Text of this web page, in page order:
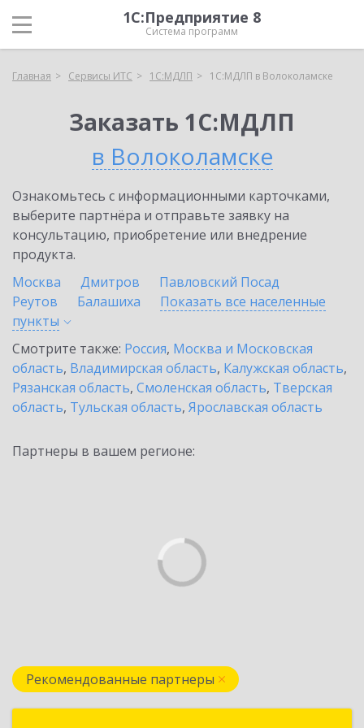
1С:Предприятие 8
Система программ
Главная Сервисы ИТС 1С:МДЛП 1С:МДЛП в Волоколамске
Заказать 1С:МДЛП
в Волоколамске
Ознакомьтесь с информационными карточками,
выберите партнёра и отправьте заявку на
консультацию, приобретение или внедрение
продукта.
Москва
Дмитров
Павловский Посад
Реутов
Балашиха
Показать все населенные
пункты
Смотрите также: Россия, Москва и Московская
область, Владимирская область, Калужская область,
Рязанская область, Смоленская область, Тверская
область, Тульская область, Ярославская область
Партнеры в вашем регионе:
Рекомендованные партнеры